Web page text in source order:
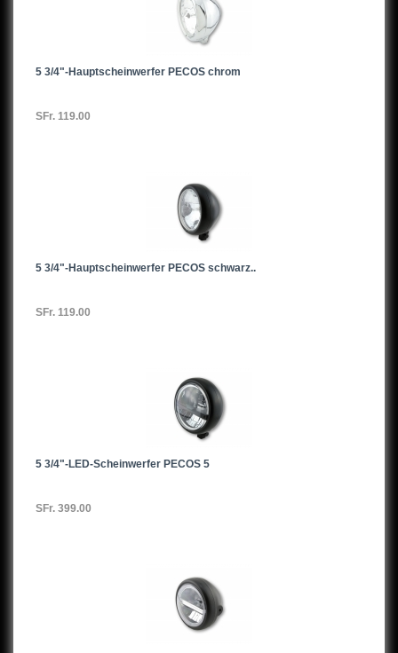
5 3/4"-Hauptscheinwerfer PECOS chrom
SFr. 119.00
5 3/4"-Hauptscheinwerfer PECOS schwarz..
SFr. 119.00
5 3/4"-LED-Scheinwerfer PECOS 5
SFr. 399.00